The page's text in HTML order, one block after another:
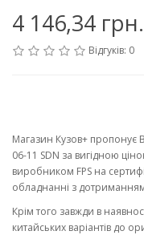
4 146,34 грн.
Відгуків: 0
Магазин Кузов+ пропонує
06-11 SDN за вигідною
виробником FPS на
обладнанні з дотриманням
Крім того завжди в
китайських варіантів до